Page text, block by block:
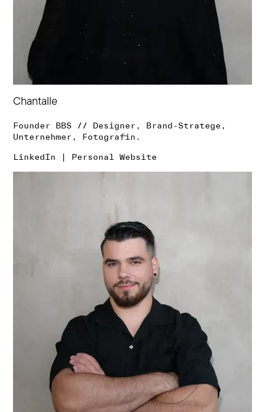
Chantalle
Founder BBS // Designer, Brand-Stratege,
Unternehmer, Fotografin.
LinkedIn | Personal Website